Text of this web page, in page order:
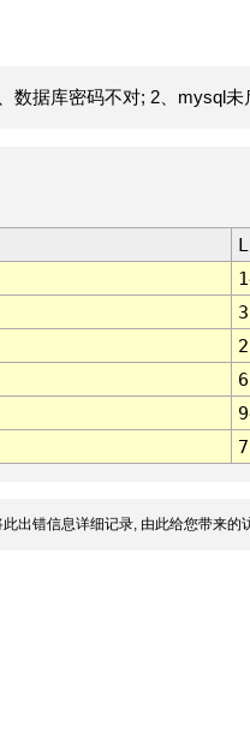
数据库密码不对; 2、mysql未
出错信息详细记录, 由此给您带来的